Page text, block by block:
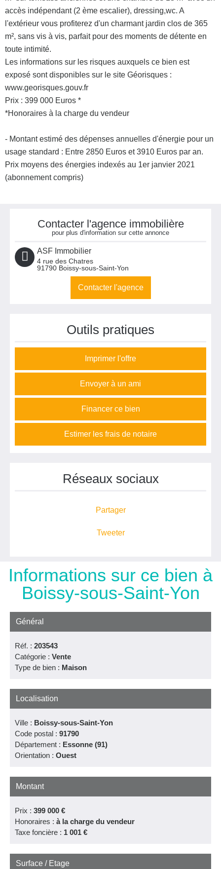
accès indépendant (2 ème escalier), dressing,wc. A
l'extérieur vous profiterez d'un charmant jardin clos de 365
m², sans vis à vis, parfait pour des moments de détente en
toute intimité.
Les informations sur les risques auxquels ce bien est
exposé sont disponibles sur le site Géorisques :
www.georisques.gouv.fr
Prix : 399 000 Euros *
*Honoraires à la charge du vendeur
- Montant estimé des dépenses annuelles d'énergie pour un
usage standard : Entre 2850 Euros et 3910 Euros par an.
Prix moyens des énergies indexés au 1er janvier 2021
(abonnement compris)
Contacter l'agence immobilière
pour plus d'information sur cette annonce
ASF Immobilier
4 rue des Chatres
91790 Boissy-sous-Saint-Yon
Contacter l'agence
Outils pratiques
Imprimer l'offre
Envoyer à un ami
Financer ce bien
Estimer les frais de notaire
Réseaux sociaux
Partager
Tweeter
Informations sur ce bien à
Boissy-sous-Saint-Yon
Général
Réf. : 203543
Catégorie : Vente
Type de bien : Maison
Localisation
Ville : Boissy-sous-Saint-Yon
Code postal : 91790
Département : Essonne (91)
Orientation : Ouest
Montant
Prix : 399 000 €
Honoraires : à la charge du vendeur
Taxe foncière : 1 001 €
Surface / Etage